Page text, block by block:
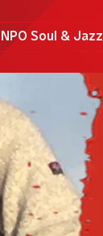
NPO Soul & Jazz